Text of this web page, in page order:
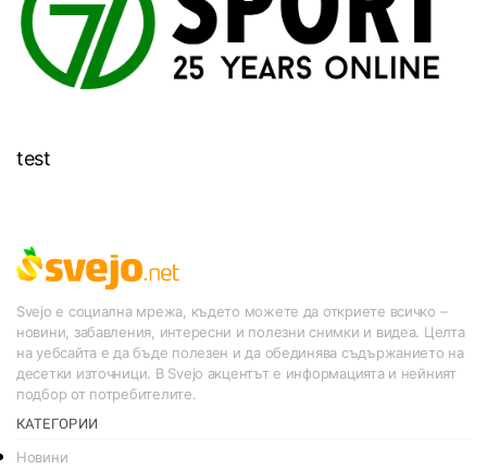
test
Svejo е социална мрежа, където можете да откриете всичко –
новини, забавления, интересни и полезни снимки и видеа. Целта
на уебсайта е да бъде полезен и да обединява съдържанието на
десетки източници. В Svejo акцентът е информацията и нейният
подбор от потребителите.
КАТЕГОРИИ
Новини